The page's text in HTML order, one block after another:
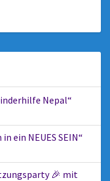
Nepal“
ein NEUES SEIN“
🎉 mit